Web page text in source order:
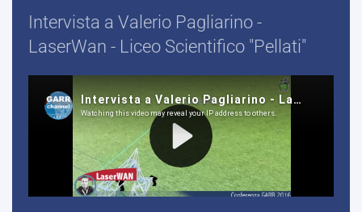
Intervista a Valerio Pagliarino -
LaserWan - Liceo Scientifico "Pellati"